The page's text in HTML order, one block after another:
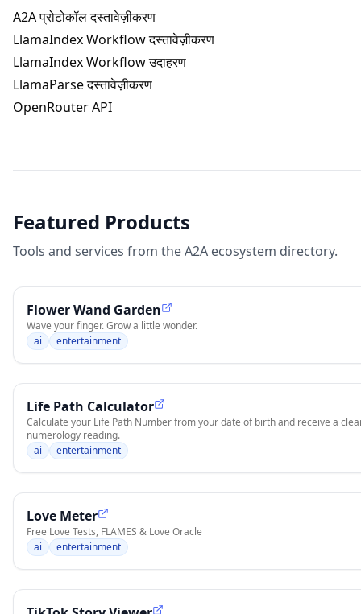
A2A प्रोटोकॉल दस्तावेज़ीकरण
LlamaIndex Workflow दस्तावेज़ीकरण
LlamaIndex Workflow उदाहरण
LlamaParse दस्तावेज़ीकरण
OpenRouter API
Featured Products
Tools and services from the A2A ecosystem directory.
Flower Wand Garden
Wave your finger. Grow a little wonder.
ai
entertainment
Life Path Calculator
Calculate your Life Path Number from your date of birth and receive a
numerology reading.
ai
entertainment
Love Meter
Free Love Tests, FLAMES & Love Oracle
ai
entertainment